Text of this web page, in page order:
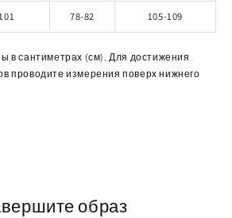
78-82 105-109
в сантиметрах (см). Для достижения
проводите измерения поверх нижнего
образ